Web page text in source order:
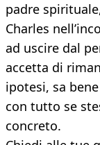
padre
Charles
ad uscire dal
accetta di
ipotesi, sa
con tutto se
concreto.